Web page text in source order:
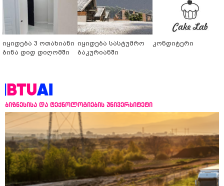
იყიდება 3 ოთახიანი
ბინა დიდ დიღომში
იყიდება სასტუმრო
ბაკურიანში
კონდიტერი
ბიზნესისა და ტექნოლოგიების უნივერსიტეტი